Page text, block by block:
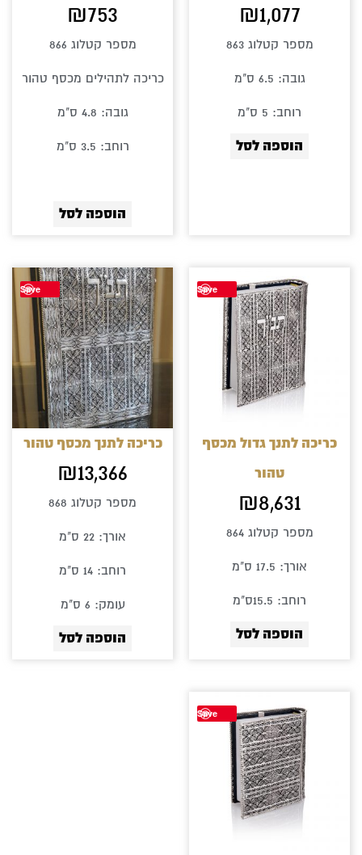
₪1,077
מספר קטלוג 863
גובה: 6.5 ס"מ
רוחב: 5 ס"מ
הוספה לסל
₪753
מספר קטלוג 866
כריכה לתהילים מכסף טהור
גובה: 4.8 ס"מ
רוחב: 3.5 ס"מ
הוספה לסל
Save
כריכה לתנך גדול מכסף
טהור
₪8,631
מספר קטלוג 864
אורך: 17.5 ס"מ
רוחב: 15.5ס"מ
הוספה לסל
Save
כריכה לתנך מכסף טהור
₪13,366
מספר קטלוג 868
אורך: 22 ס"מ
רוחב: 14 ס"מ
עומק: 6 ס"מ
הוספה לסל
Save